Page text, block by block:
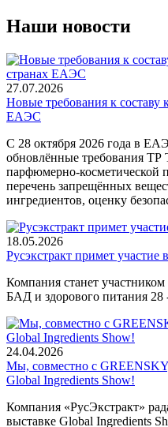
Наши новости
27.07.2026
Новые требования к составу
ЕАЭС
С 28 октября 2026 года в
обновлённые требования ТР
парфюмерно-косметической
перечень запрещённых
ингредиентов, оценку
18.05.2026
Русэкстракт примет
Компания станет
БАД и здорового питания 28
24.04.2026
Мы, совместно с
Global Ingredients Show!
Компания «РусЭкстракт»
выставке Global Ingredients